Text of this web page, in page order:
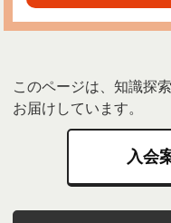
このページは、知識探
お届けしています。
入会